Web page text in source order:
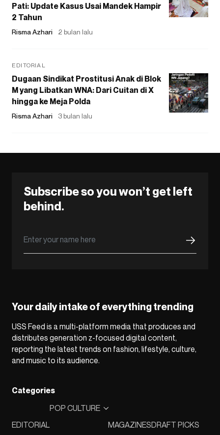
Pati: Update Kasus Usai Mandek Hampir
2 Tahun
Risma Azhari 2 bulan lalu
EDITORIAL
Dugaan Sindikat Prostitusi Anak di Blok
M yang Libatkan WNA: Dari Cuitan di X
hingga ke Meja Polda
Risma Azhari 3 bulan lalu
Subscribe so you won’t get left
behind.
Your daily intake of everything trending
USS Feed is a multi-platform media that produces and
distributes generation z-focused digital content,
reporting the latest trends on fashion, lifestyle, culture,
and music to its audience.
Categories
EDITORIAL
POP CULTURE
MAGAZINESDRAFT PICKS